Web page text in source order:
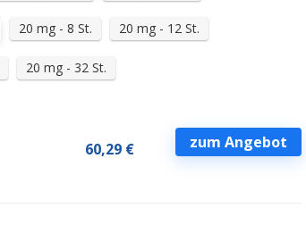
20 mg - 8 St. 20 mg - 12 St.
20 mg - 32 St.
60,29 € zum Angebot